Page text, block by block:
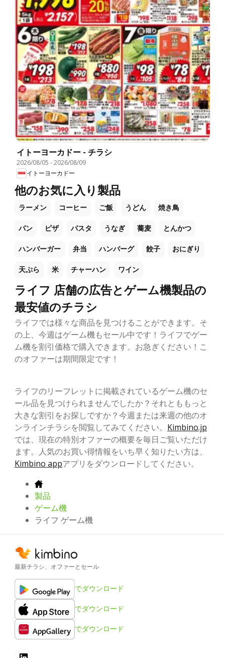
イトーヨーカドー - チラシ
2026/08/05 -2026/08/09
イトーヨーカドー
他のお気に入り製品
ラーメン コーヒー ご飯 うどん 焼き鳥
パン ピザ パスタ うなぎ 蕎麦 とんかつ
ハンバーガー 弁当 ハンバーグ 餃子 おにぎり
天ぷら 米 チャーハン ワイン
ライフ 店舗の広告とゲーム機製品の
最安値のチラシ
ライフでは様々な商品を見つけることができます。そ
の上、今週はゲーム機もセール中です！ライフでゲー
ム機を割引価格で購入できます。お急ぎください！こ
のオファーは期間限定です！
ライフのリーフレットに掲載されているゲーム機のセ
ール品を見つけられませんでしたか？それとももっと
大きな割引をお探しですか？今週または来週の他のオ
ンラインチラシを閲覧してみてください。 Kimbino.jp
では、現在の特別オファーの概要を毎日ご覧いただけ
ます。人気のお買い得情報をいち早く知りたい方は、
Kimbino appアプリをダウンロードしてください。
製品
ゲーム機
ライフ ゲーム機
最新チラシ、オファーとセール
でダウンロード
でダウンロード
でダウンロード